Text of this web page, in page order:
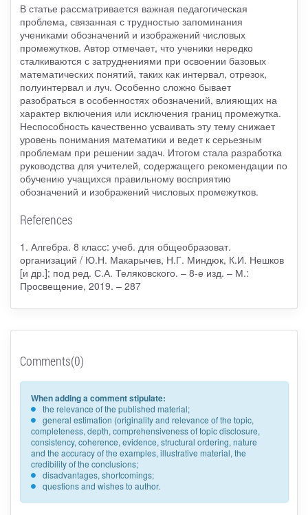
В статье рассматривается важная педагогическая
проблема, связанная с трудностью запоминания
учениками обозначений и изображений числовых
промежутков. Автор отмечает, что ученики нередко
сталкиваются с затруднениями при освоении базовых
математических понятий, таких как интервал, отрезок,
полуинтервал и луч. Особенно сложно бывает
разобраться в особенностях обозначений, влияющих на
характер включения или исключения границ промежутка.
Неспособность качественно усваивать эту тему снижает
уровень понимания математики и ведет к серьезным
проблемам при решении задач. Итогом стала разработка
руководства для учителей, содержащего рекомендации по
обучению учащихся правильному восприятию
обозначений и изображений числовых промежутков.
References
1. Алгебра. 8 класс: учеб. для общеобразоват.
организаций / Ю.Н. Макарычев, Н.Г. Миндюк, К.И. Нешков
[и др.]; под ред. С.А. Теляковского. – 8-е изд. – М.:
Просвещение, 2019. – 287
Comments(0)
When adding a comment stipulate:
the relevance of the published material;
general estimation (originality and relevance of the topic,
completeness, depth, comprehensiveness of topic disclosure,
consistency, coherence, evidence, structural ordering, nature
and the accuracy of the examples, illustrative material, the
credibility of the conclusions;
disadvantages, shortcomings;
questions and wishes to author.